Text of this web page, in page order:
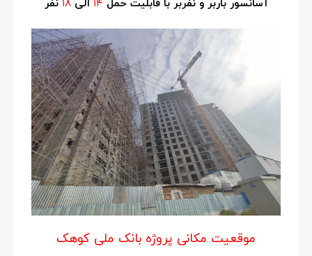
آسانسور باربر و نفربر با قابلیت حمل ۱۴ الی۱۸ نفر
موقعیت مکانی پروژه بانک ملی کوهک